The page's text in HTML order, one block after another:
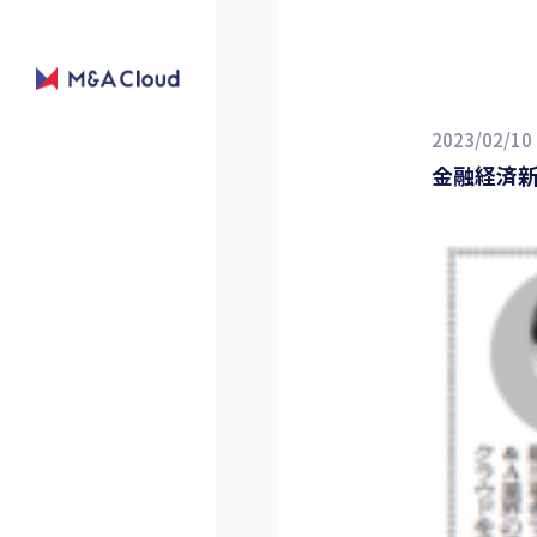
2023/02/10
金融経済